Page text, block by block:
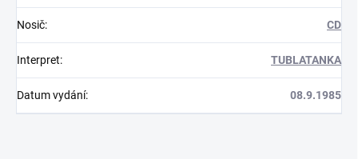
Nosič: CD
Interpret: TUBLATANKA
Datum vydání: 08.9.1985